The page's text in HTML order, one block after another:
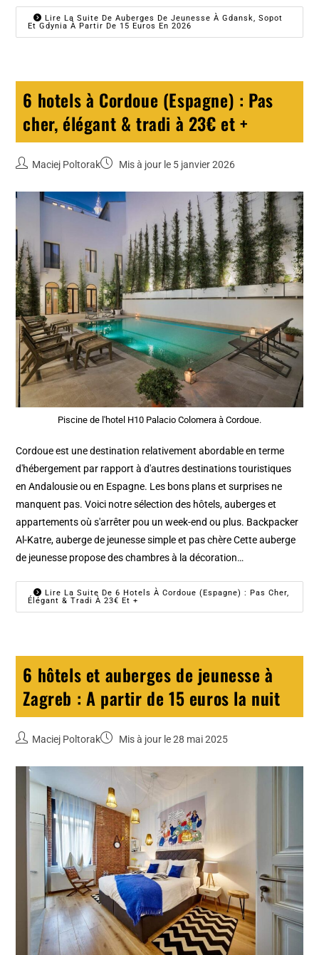
Lire La Suite De Auberges De Jeunesse À Gdansk, Sopot
Et Gdynia À Partir De 15 Euros En 2026
6 hotels à Cordoue (Espagne) : Pas
cher, élégant & tradi à 23€ et +
Maciej Poltorak Mis à jour le 5 janvier 2026
Piscine de l'hotel H10 Palacio Colomera à Cordoue.
Cordoue est une destination relativement abordable en terme
d'hébergement par rapport à d'autres destinations touristiques
en Andalousie ou en Espagne. Les bons plans et surprises ne
manquent pas. Voici notre sélection des hôtels, auberges et
appartements où s'arrêter pou un week-end ou plus. Backpacker
Al-Katre, auberge de jeunesse simple et pas chère Cette auberge
de jeunesse propose des chambres à la décoration…
Lire La Suite De 6 Hotels À Cordoue (Espagne) : Pas Cher,
Élégant & Tradi À 23€ Et +
6 hôtels et auberges de jeunesse à
Zagreb : A partir de 15 euros la nuit
Maciej Poltorak Mis à jour le 28 mai 2025